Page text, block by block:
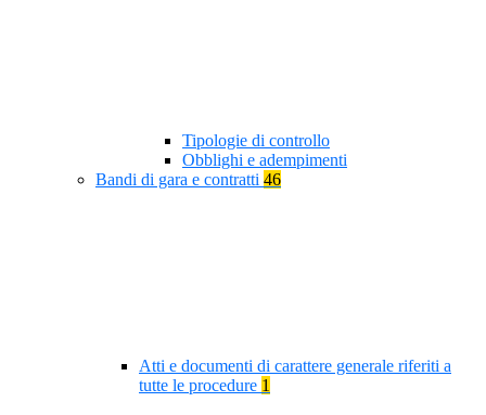
Tipologie di controllo
Obblighi e adempimenti
Bandi di gara e contratti 46
Atti e documenti di carattere generale riferiti a
tutte le procedure 1